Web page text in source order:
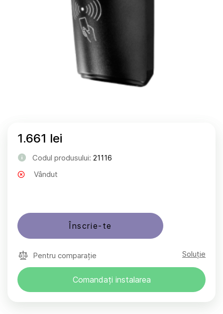
1.661 lei
Codul produsului: 21116
Vândut
Înscrie-te
Pentru comparație Soluție
Comandați instalarea